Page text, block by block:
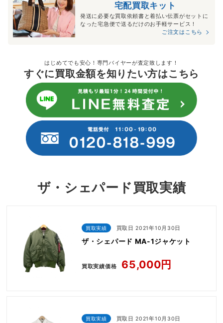
宅配買取キット
発送に必要な買取依頼書と着払い伝票がセットに
なった宅急便で送るだけのお手軽サービス！
ご注文はこちら
はじめてでも安心！専門バイヤーが査定致します！
すぐに買取金額を知りたい方はこちら
ザ・シェパード買取実績
買取実績 買取日 2021年10月30日
ザ・シェパード MA-1ジャケット
買取実績価格 65,000円
買取実績 買取日 2021年10月30日